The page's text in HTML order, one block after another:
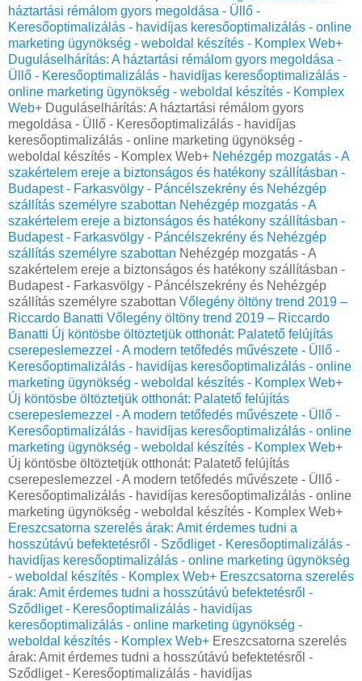
háztartási rémálom gyors megoldása - Üllő -
Keresőoptimalizálás - havidíjas keresőoptimalizálás - online
marketing ügynökség - weboldal készítés - Komplex Web+
Duguláselhárítás: A háztartási rémálom gyors megoldása -
Üllő - Keresőoptimalizálás - havidíjas keresőoptimalizálás -
online marketing ügynökség - weboldal készítés - Komplex
Web+ Duguláselhárítás: A háztartási rémálom gyors
megoldása - Üllő - Keresőoptimalizálás - havidíjas
keresőoptimalizálás - online marketing ügynökség -
weboldal készítés - Komplex Web+ Nehézgép mozgatás - A
szakértelem ereje a biztonságos és hatékony szállításban -
Budapest - Farkasvölgy - Páncélszekrény és Nehézgép
szállítás személyre szabottan Nehézgép mozgatás - A
szakértelem ereje a biztonságos és hatékony szállításban -
Budapest - Farkasvölgy - Páncélszekrény és Nehézgép
szállítás személyre szabottan Nehézgép mozgatás - A
szakértelem ereje a biztonságos és hatékony szállításban -
Budapest - Farkasvölgy - Páncélszekrény és Nehézgép
szállítás személyre szabottan Vőlegény öltöny trend 2019 –
Riccardo Banatti Vőlegény öltöny trend 2019 – Riccardo
Banatti Új köntösbe öltöztetjük otthonát: Palatető felújítás
cserepeslemezzel - A modern tetőfedés művészete - Üllő -
Keresőoptimalizálás - havidíjas keresőoptimalizálás - online
marketing ügynökség - weboldal készítés - Komplex Web+
Új köntösbe öltöztetjük otthonát: Palatető felújítás
cserepeslemezzel - A modern tetőfedés művészete - Üllő -
Keresőoptimalizálás - havidíjas keresőoptimalizálás - online
marketing ügynökség - weboldal készítés - Komplex Web+
Új köntösbe öltöztetjük otthonát: Palatető felújítás
cserepeslemezzel - A modern tetőfedés művészete - Üllő -
Keresőoptimalizálás - havidíjas keresőoptimalizálás - online
marketing ügynökség - weboldal készítés - Komplex Web+
Ereszcsatorna szerelés árak: Amit érdemes tudni a
hosszútávú befektetésről - Sződliget - Keresőoptimalizálás -
havidíjas keresőoptimalizálás - online marketing ügynökség
- weboldal készítés - Komplex Web+ Ereszcsatorna szerelés
árak: Amit érdemes tudni a hosszútávú befektetésről -
Sződliget - Keresőoptimalizálás - havidíjas
keresőoptimalizálás - online marketing ügynökség -
weboldal készítés - Komplex Web+ Ereszcsatorna szerelés
árak: Amit érdemes tudni a hosszútávú befektetésről -
Sződliget - Keresőoptimalizálás - havidíjas